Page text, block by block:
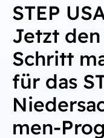
STEP
Jetzt den
Schritt
für das
men-